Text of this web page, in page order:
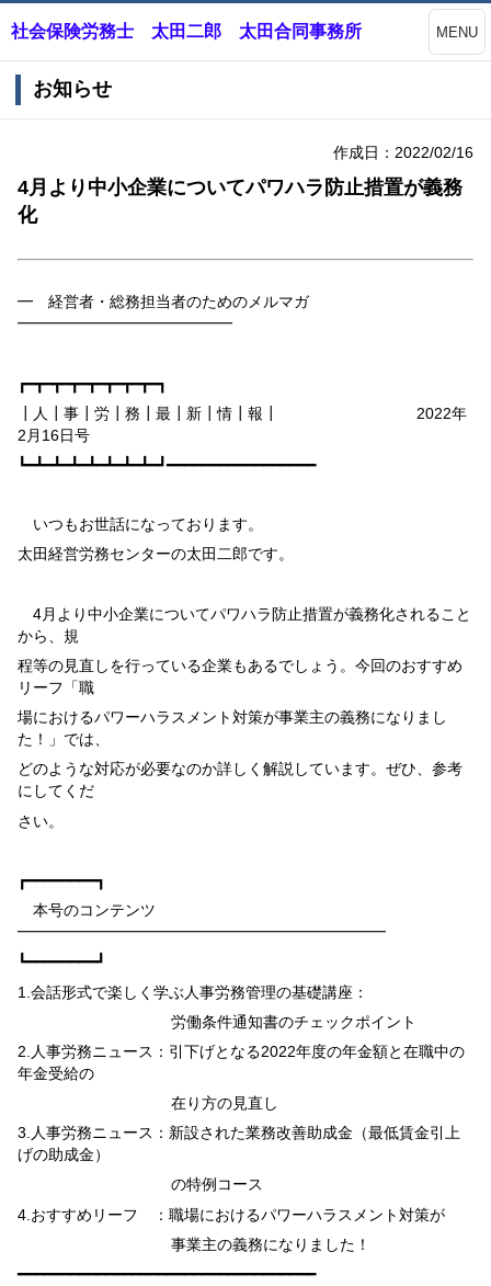
社会保険労務士 太田二郎 太田合同事務所 MENU
お知らせ
作成日：2022/02/16
4月より中小企業についてパワハラ防止措置が義務
化
━ 経営者・総務担当者のためのメルマガ
━━━━━━━━━━━━━━
┏━┳━┳━┳━┳━┳━┳━┳━┓
┃人┃事┃労┃務┃最┃新┃情┃報┃ 2022年
2 月 16日号
┗━┻━┻━┻━┻━┻━┻━┻━┛━━━━━━━━━━━━━━━━━
いつもお世話になっております。
太田経営労務センターの太田二郎です。
4月より中小企業についてパワハラ防止措置が義務化されること
から、規
程等の見直しを行っている企業もあるでしょう。今回のおすすめ
リーフ「職
場におけるパワーハラスメント対策が事業主の義務になりまし
た！」では、
どのような対応が必要なのか詳しく解説しています。ぜひ、参考
にしてくだ
さい。
┏━━━━━━━━┓
本号のコンテンツ
━━━━━━━━━━━━━━━━━━━━━━━━
┗━━━━━━━━┛
1. 会話形式で楽しく学ぶ人事労務管理の基礎講座：
労働条件通知書のチェックポイント
2. 人事労務ニュース：引下げとなる2022年度の年金額と在職中の
年金受給の
在り方の見直し
3.人事労務ニュース：新設された業務改善助成金（最低賃金引上
げの助成金）
の特例コース
4. おすすめリーフ ：職場におけるパワーハラスメント対策が
事業主の義務になりました！
━━━━━━━━━━━━━━━━━━━━━━━━━━━━━━━━━━